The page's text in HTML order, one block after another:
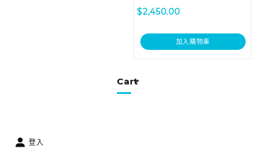
Cart
$2,450.00
加入購物車
登入